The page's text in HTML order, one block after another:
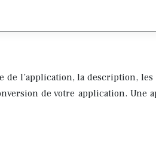
de l’application, la description,
de votre application. Une